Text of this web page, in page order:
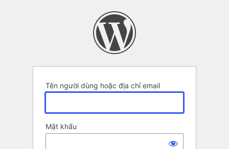
Tên người dùng hoặc địa chỉ email
Mật khẩu